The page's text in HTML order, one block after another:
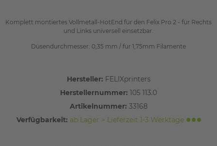
Komplett montiertes Vollmetall-HotEnd für den Felix Pro 2 - für Rechts
und Links universell einsetzbar.
Düsendurchmesser: 0,35 mm / für 1,75mm Filamente
Hersteller: FELIXprinters
Herstellernummer: 105 113.0
Artikelnummer: 33168
Verfügbarkeit: ab Lager > Lieferzeit 1-3 Werktage